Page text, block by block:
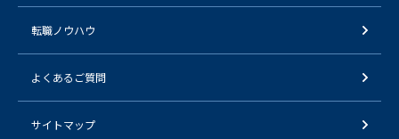
転職ノウハウ
よくあるご質問
サイトマップ